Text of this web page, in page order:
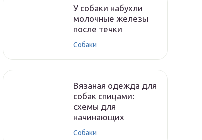
У собаки набухли
молочные железы
после течки
Собаки
Вязаная одежда для
собак спицами:
схемы для
начинающих
Собаки